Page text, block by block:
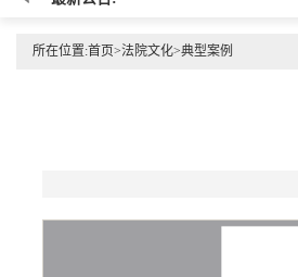
所在位置:首页>法院文化>典型案例